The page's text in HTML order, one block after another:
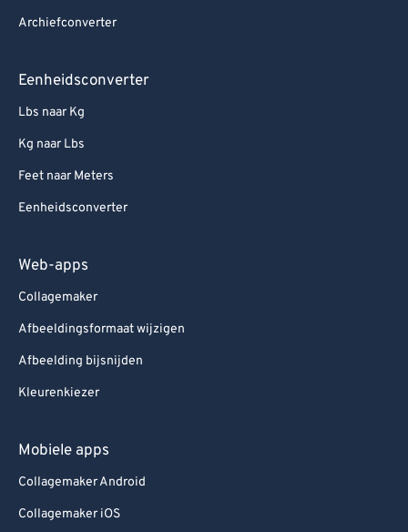
Archiefconverter
Eenheidsconverter
Lbs naar Kg
Kg naar Lbs
Feet naar Meters
Eenheidsconverter
Web-apps
Collagemaker
Afbeeldingsformaat wijzigen
Afbeelding bijsnijden
Kleurenkiezer
Mobiele apps
Collagemaker Android
Collagemaker iOS